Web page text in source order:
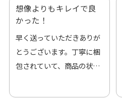
想像よりもキレイで良
かった！
早く送っていただきありが
とうございます。丁寧に梱
包されていて、商品の状態